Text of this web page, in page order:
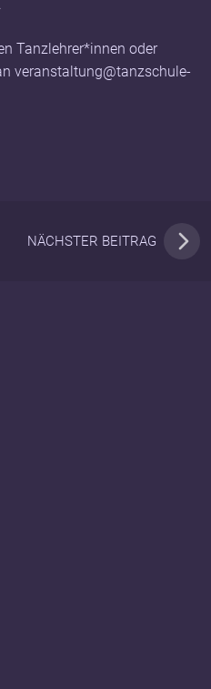
Tanzlehrer*innen oder
veranstaltung@tanzschule-
NÄCHSTER BEITRAG